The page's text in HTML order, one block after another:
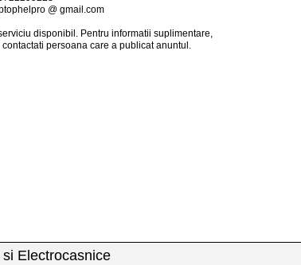
@ gmail.com
disponibil . Pentru informatii suplimentare,
contactati persoana care a publicat anuntul.
Electrocasnice